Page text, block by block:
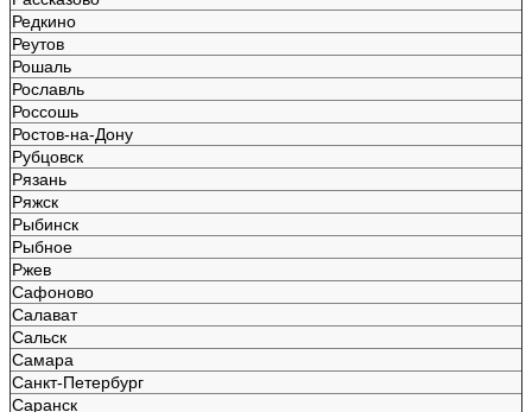
Редкино
Реутов
Рошаль
Рославль
Россошь
Ростов-на-Дону
Рубцовск
Рязань
Ряжск
Рыбинск
Рыбное
Ржев
Сафоново
Салават
Сальск
Самара
Санкт-Петербург
Саранск